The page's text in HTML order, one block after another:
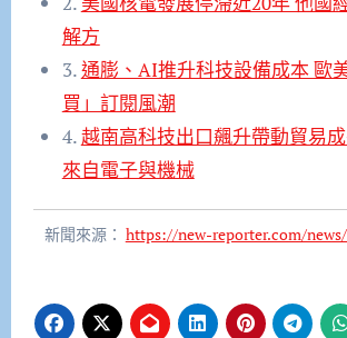
解方
3.通膨、AI推升科技設備成本 歐
買」訂閱風潮
4.越南高科技出口飆升帶動貿易
來自電子與機械
新聞來源： https://new-reporter.com/news/